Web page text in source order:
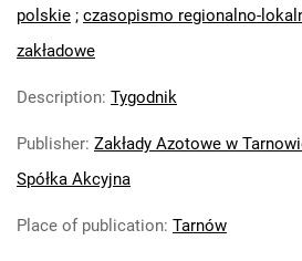
Robotniczego Zakładów
Feliksa Dzierżyńskiego. 1974
Robotniczego Zakładów
Feliksa Dzierżyńskiego. 1975
Robotniczego Zakładów
Feliksa Dzierżyńskiego. 1976
polskie ; czasopismo regionalno-
zakładowe
Description: Tygodnik
Publisher: Zakłady Azotowe w
Spółka Akcyjna
Place of publication: Tarnów